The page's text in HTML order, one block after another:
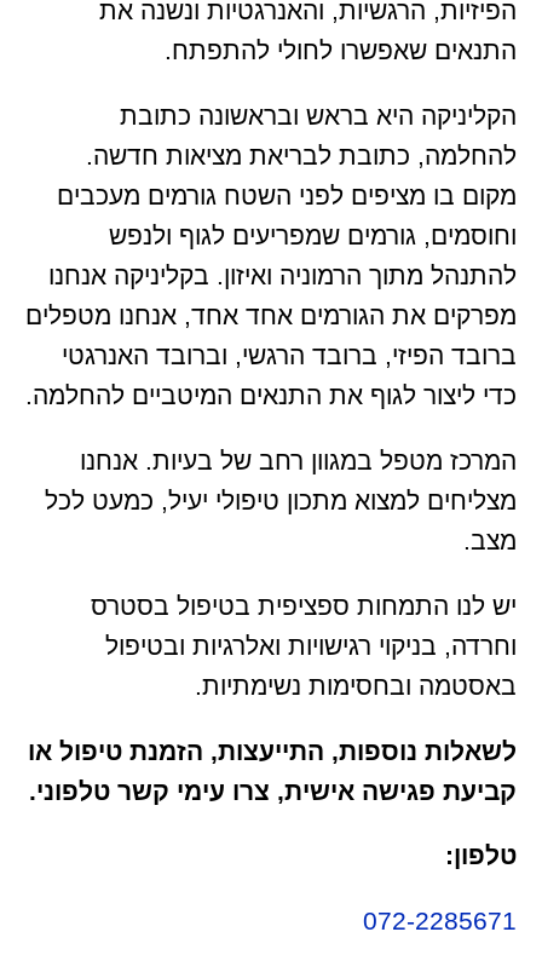
הפיזיות, הרגשיות, והאנרגטיות ונשנה את
התנאים שאפשרו לחולי להתפתח.
הקליניקה היא בראש ובראשונה כתובת
להחלמה, כתובת לבריאת מציאות חדשה.
מקום בו מציפים לפני השטח גורמים מעכבים
וחוסמים, גורמים שמפריעים לגוף ולנפש
להתנהל מתוך הרמוניה ואיזון. בקליניקה אנחנו
מפרקים את הגורמים אחד אחד, אנחנו מטפלים
ברובד הפיזי, ברובד הרגשי, וברובד האנרגטי
כדי ליצור לגוף את התנאים המיטביים להחלמה.
המרכז מטפל במגוון רחב של בעיות. אנחנו
מצליחים למצוא מתכון טיפולי יעיל, כמעט לכל
מצב.
יש לנו התמחות ספציפית בטיפול בסטרס
וחרדה, בניקוי רגישויות ואלרגיות ובטיפול
באסטמה ובחסימות נשימתיות.
לשאלות נוספות, התייעצות, הזמנת טיפול או
קביעת פגישה אישית, צרו עימי קשר טלפוני.
טלפון:
072-2285671